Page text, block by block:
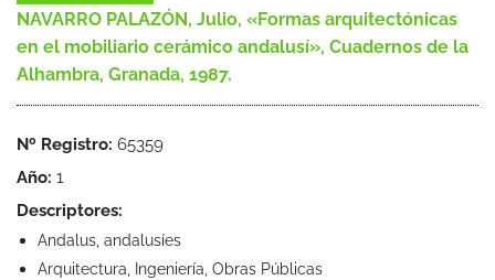
NAVARRO PALAZÓN, Julio, «Formas arquitectónicas
en el mobiliario cerámico andalusí», Cuadernos de la
Alhambra, Granada, 1987.
Nº Registro: 65359
Año: 1
Descriptores:
Andalus, andalusíes
Arquitectura, Ingeniería, Obras Públicas